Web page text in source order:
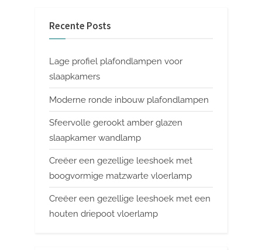
Recente Posts
Lage profiel plafondlampen voor
slaapkamers
Moderne ronde inbouw plafondlampen
Sfeervolle gerookt amber glazen
slaapkamer wandlamp
Creëer een gezellige leeshoek met
boogvormige matzwarte vloerlamp
Creëer een gezellige leeshoek met een
houten driepoot vloerlamp